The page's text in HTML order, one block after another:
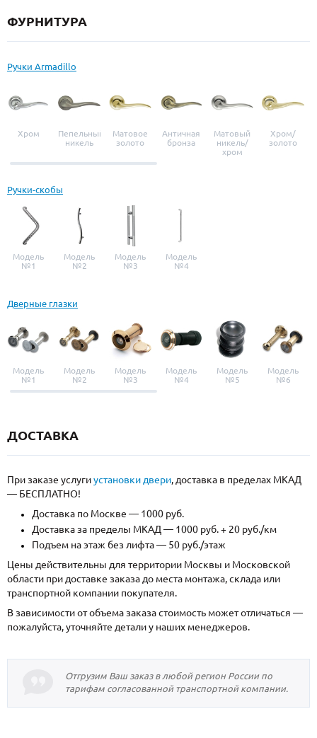
ФУРНИТУРА
Ручки Armadillo
Хром
Пепельный
никель
Матовое
золото
Античная
бронза
Матовый
никель/
хром
Хром/
золото
Ручки-скобы
Модель
№1
Модель
№2
Модель
№3
Модель
№4
Дверные глазки
Модель
№1
Модель
№2
Модель
№3
Модель
№4
Модель
№5
Модель
№6
ДОСТАВКА
При заказе услугиустановки двери, доставка в пределах МКАД
— БЕСПЛАТНО!
Доставка по Москве — 1000 руб.
Доставка за пределы МКАД — 1000 руб. + 20 руб./км
Подъем на этаж без лифта — 50 руб./этаж
Цены действительны для территории Москвы и Московской
области при доставке заказа до места монтажа, склада или
транспортной компании покупателя.
В зависимости от объема заказа стоимость может отличаться —
пожалуйста, уточняйте детали у наших менеджеров.
Отгрузим Ваш заказ в любой регион России по
тарифам согласованной транспортной компании.